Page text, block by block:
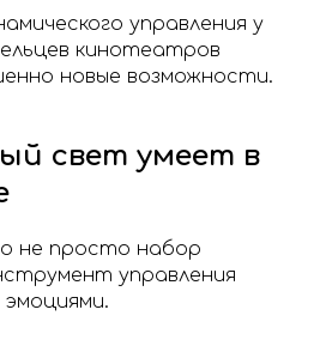
управления у
кинотеатров
новые возможности.
свет умеет в
не просто набор
управления